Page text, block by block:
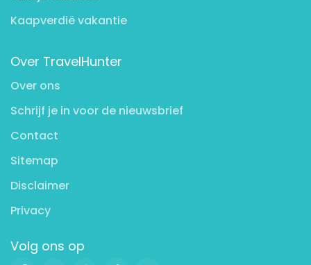
Kaapverdië vakantie
Over TravelHunter
Over ons
Schrijf je in voor de nieuwsbrief
Contact
Sitemap
Disclaimer
Privacy
Volg ons op